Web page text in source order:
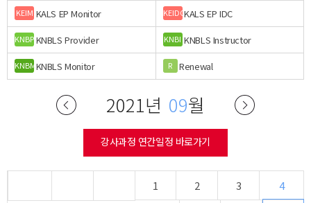
KEIM KALS EP Monitor KEIDCKALS EP IDC
KNBPKNBLS Provider KNBI KNBLS Instructor
KNBMKNBLS Monitor R Renewal
2021년 09월
강사과정 연간일정 바로가기
1 2 3
4